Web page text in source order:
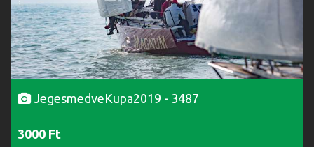
JegesmedveKupa2019 - 3487
3000 Ft